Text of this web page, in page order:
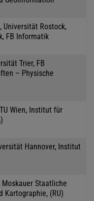
Universität Rostock,
FB Informatik
Trier, FB
– Physische
Wien, Institut für
Hannover, Institut
Moskauer Staatliche
Kartographie, (RU)